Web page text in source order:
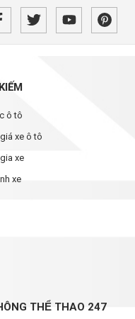
ô tô
xe ô tô
xe
xe
THỂ THAO 247